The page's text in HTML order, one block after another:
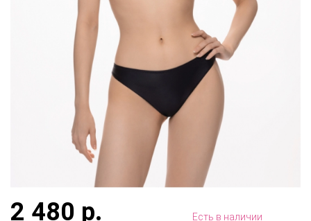
2 480 р. Есть в наличии